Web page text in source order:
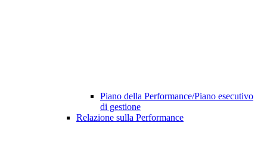
Piano della Performance/Piano esecutivo
di gestione
Relazione sulla Performance